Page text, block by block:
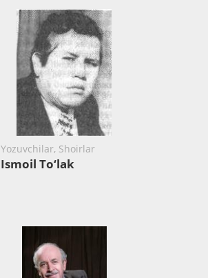
Yozuvchilar, Shoirlar
Ismoil To‘lak